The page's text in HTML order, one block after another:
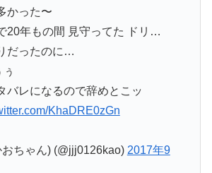
かった〜
20年もの間 見守ってた ドリ…
だったのに…
バレになるので辞めとこッ
KhaDRE0zGn
ちゃん) (@jjj0126kao) 2017年9